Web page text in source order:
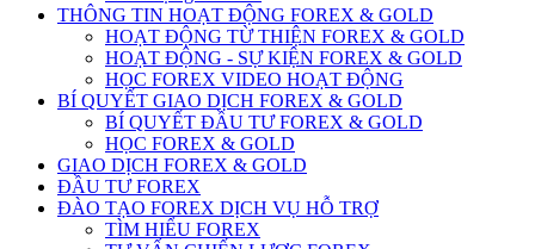
THÔNG TIN HOẠT ĐỘNG FOREX & GOLD
HOẠT ĐỘNG TỪ THIỆN FOREX & GOLD
HOẠT ĐỘNG - SỰ KIỆN FOREX & GOLD
HỌC FOREX VIDEO HOẠT ĐỘNG
BÍ QUYẾT GIAO DỊCH FOREX & GOLD
BÍ QUYẾT ĐẦU TƯ FOREX & GOLD
HỌC FOREX & GOLD
GIAO DỊCH FOREX & GOLD
ĐẦU TƯ FOREX
ĐÀO TẠO FOREX DỊCH VỤ HỖ TRỢ
TÌM HIỂU FOREX